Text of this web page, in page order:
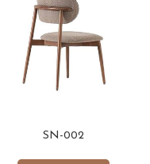
SN-002